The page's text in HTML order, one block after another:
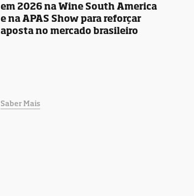
em 2026 na Wine South America
e na APAS Show para reforçar
aposta no mercado brasileiro
Saber Mais